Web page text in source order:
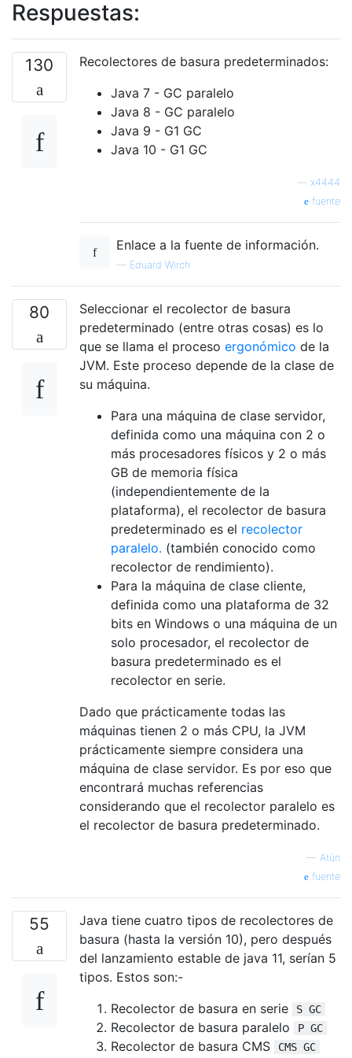
Respuestas:
130
Recolectores de basura predeterminados:
Java 7 - GC paralelo
Java 8 - GC paralelo
Java 9 - G1 GC
Java 10 - G1 GC
x4444
fuente
Enlace a la fuente de información.
— Eduard Wirch
80
Seleccionar el recolector de basura
predeterminado (entre otras cosas) es lo
que se llama el proceso ergonómico de la
JVM. Este proceso depende de la clase de
su máquina.
Para una máquina de clase servidor,
definida como una máquina con 2 o
más procesadores físicos y 2 o más
GB de memoria física
(independientemente de la
plataforma), el recolector de basura
predeterminado es el recolector
paralelo. (también conocido como
recolector de rendimiento).
Para la máquina de clase cliente,
definida como una plataforma de 32
bits en Windows o una máquina de un
solo procesador, el recolector de
basura predeterminado es el
recolector en serie.
Dado que prácticamente todas las
máquinas tienen 2 o más CPU, la JVM
prácticamente siempre considera una
máquina de clase servidor. Es por eso que
encontrará muchas referencias
considerando que el recolector paralelo es
el recolector de basura predeterminado.
— Atún
fuente
55
Java tiene cuatro tipos de recolectores de
basura (hasta la versión 10), pero después
del lanzamiento estable de java 11, serían 5
tipos. Estos son:-
Recolector de basura en serie
S GC
Recolector de basura paralelo P GC
Recolector de basura CMS CMS GC